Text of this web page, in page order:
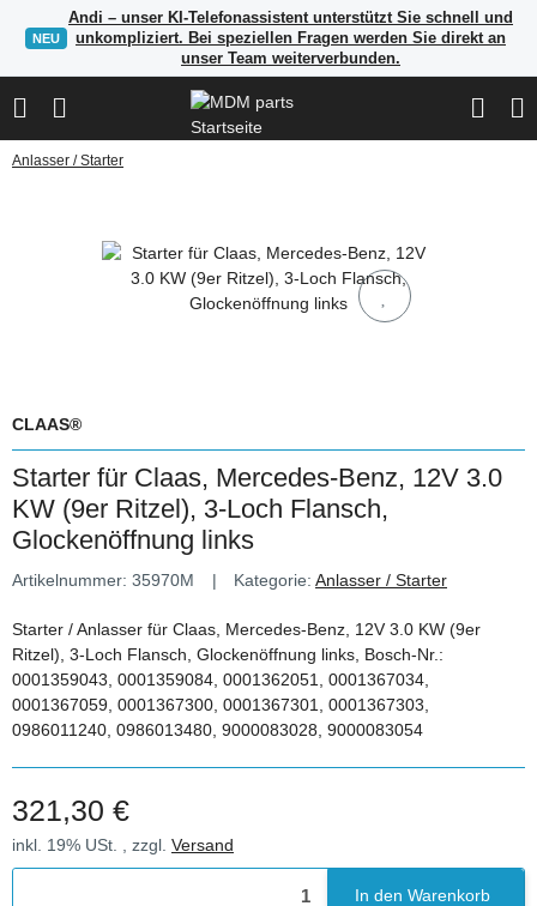
NEU
Andi – unser KI-Telefonassistent unterstützt Sie schnell und
unkompliziert. Bei speziellen Fragen werden Sie direkt an
unser Team weiterverbunden.
Anlasser / Starter
CLAAS®
Starter für Claas, Mercedes-Benz, 12V 3.0
KW (9er Ritzel), 3-Loch Flansch,
Glockenöffnung links
Artikelnummer: 35970M Kategorie: Anlasser / Starter
Starter / Anlasser für Claas, Mercedes-Benz, 12V 3.0 KW (9er
Ritzel), 3-Loch Flansch, Glockenöffnung links, Bosch-Nr.:
0001359043, 0001359084, 0001362051, 0001367034,
0001367059, 0001367300, 0001367301, 0001367303,
0986011240, 0986013480, 9000083028, 9000083054
321,30 €
inkl. 19% USt. , zzgl. Versand
In den Warenkorb